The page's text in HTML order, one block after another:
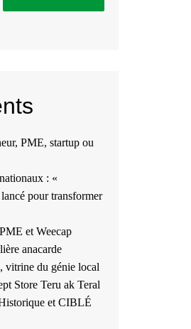
PME, startup ou
: «
pour transformer
et Weecap
anacarde
vitrine du génie local
Store Teru ak Teral
et CIBLÉ